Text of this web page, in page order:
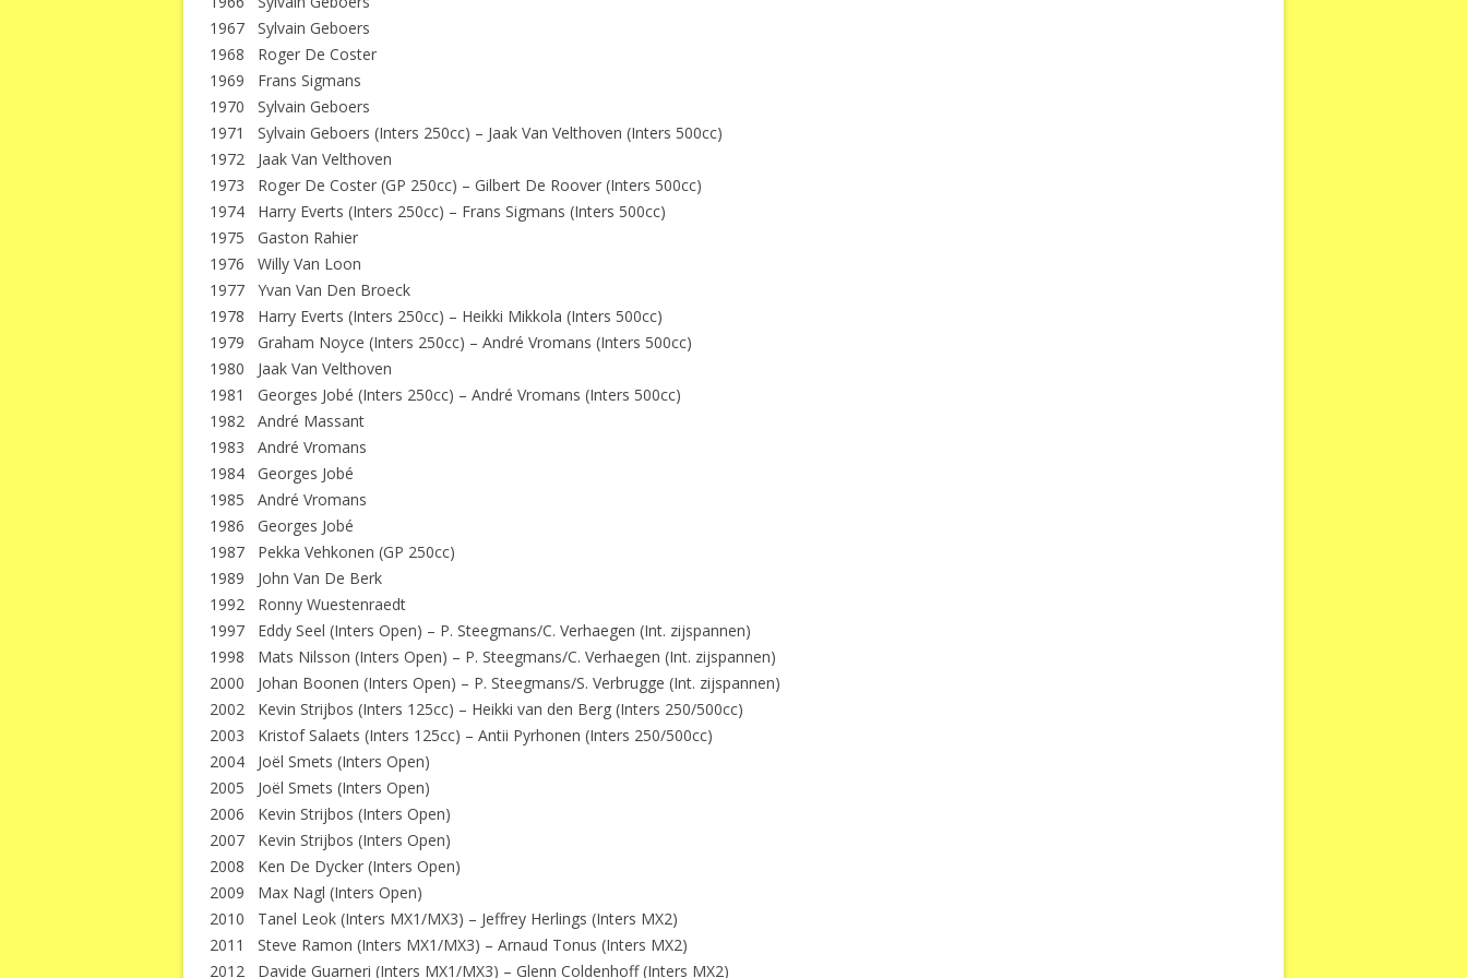
1967 Sylvain Geboers
1968 Roger De Coster
1969 Frans Sigmans
1970 Sylvain Geboers
1971 Sylvain Geboers (Inters 250cc) – Jaak Van Velthoven (Inters 500cc)
1972 Jaak Van Velthoven
1973 Roger De Coster (GP 250cc) – Gilbert De Roover (Inters 500cc)
1974 Harry Everts (Inters 250cc) – Frans Sigmans (Inters 500cc)
1975 Gaston Rahier
1976 Willy Van Loon
1977 Yvan Van Den Broeck
1978 Harry Everts (Inters 250cc) – Heikki Mikkola (Inters 500cc)
1979 Graham Noyce (Inters 250cc) – André Vromans (Inters 500cc)
1980 Jaak Van Velthoven
1981 Georges Jobé (Inters 250cc) – André Vromans (Inters 500cc)
1982 André Massant
1983 André Vromans
1984 Georges Jobé
1985 André Vromans
1986 Georges Jobé
1987 Pekka Vehkonen (GP 250cc)
1989 John Van De Berk
1992 Ronny Wuestenraedt
1997 Eddy Seel (Inters Open) – P. Steegmans/C. Verhaegen (Int. zijspannen)
1998 Mats Nilsson (Inters Open) – P. Steegmans/C. Verhaegen (Int. zijspannen)
2000 Johan Boonen (Inters Open) – P. Steegmans/S. Verbrugge (Int. zijspannen)
2002 Kevin Strijbos (Inters 125cc) – Heikki van den Berg (Inters 250/500cc)
2003 Kristof Salaets (Inters 125cc) – Antii Pyrhonen (Inters 250/500cc)
2004 Joël Smets (Inters Open)
2005 Joël Smets (Inters Open)
2006 Kevin Strijbos (Inters Open)
2007 Kevin Strijbos (Inters Open)
2008 Ken De Dycker (Inters Open)
2009 Max Nagl (Inters Open)
2010 Tanel Leok (Inters MX1/MX3) – Jeffrey Herlings (Inters MX2)
2011 Steve Ramon (Inters MX1/MX3) – Arnaud Tonus (Inters MX2)
2012 Davide Guarneri (Inters MX1/MX3) – Glenn Coldenhoff (Inters MX2)